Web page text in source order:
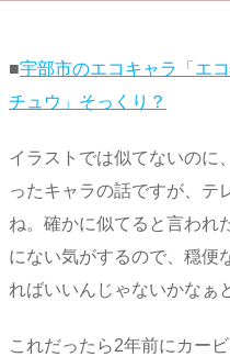
■宇部市のエコキャラ「エ
チュウ」そっくり？
イラストでは似てないのに
ったキャラの話ですが、テ
ね。確かに似てると言われ
にない気がするので、穏便
ればいいんじゃないかなぁ
これだったら2年前にカー